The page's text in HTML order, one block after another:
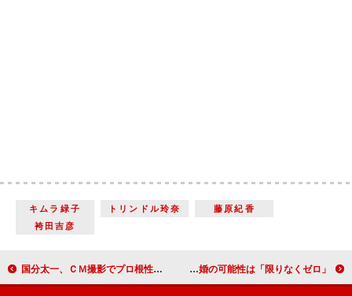
キムラ緑子 トリンドル玲奈
藤原紀香
袴田吉彦
国分太一、ＣＭ撮影でプロ根性を見せる 豪快な食べっぷりにスタッフも感心 中居正広が“利きコーク”に挑戦 結婚の可能性は「限りなくゼロ」